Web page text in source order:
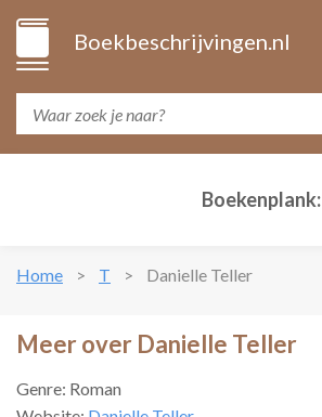
Boekbeschrijvingen.nl
Boekenplank:
Home T Danielle Teller
Meer over Danielle Teller
Genre: Roman